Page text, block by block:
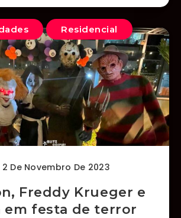
Residencial
2 De Novembro De 2023
Freddy Krueger e
em festa de terror